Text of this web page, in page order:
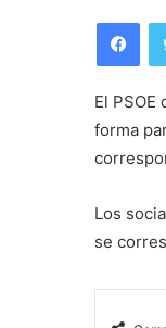
El
forma
Los
se